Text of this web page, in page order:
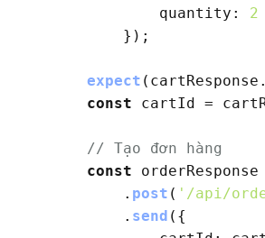
quantity : 2
            });
expect (cartResponse.
const cartId =
// Tạo đơn hàng
const orderResponse
            .
post ( '/api/
            .
send ({